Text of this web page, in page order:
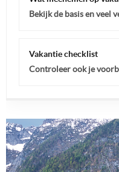
Bekijk de basis en veel
Vakantie checklist
Controleer ook je